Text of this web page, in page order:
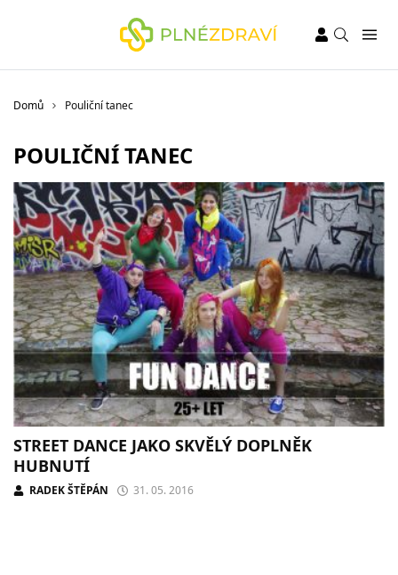
Domů Pouliční tanec
POULIČNÍ TANEC
STREET DANCE JAKO SKVĚLÝ DOPLNĚK
HUBNUTÍ
RADEK ŠTĚPÁN 31. 05. 2016